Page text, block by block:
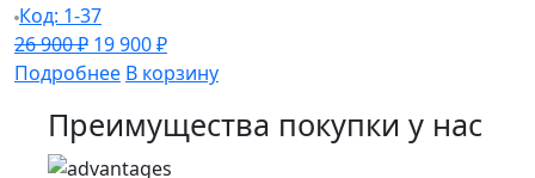
Код: 1-37
26 900₽ Первоначальная
цена
26
900 ₽.
19 900₽Текущая
цена:
900 ₽.
Подробнее В корзину
Преимущества покупки у нас